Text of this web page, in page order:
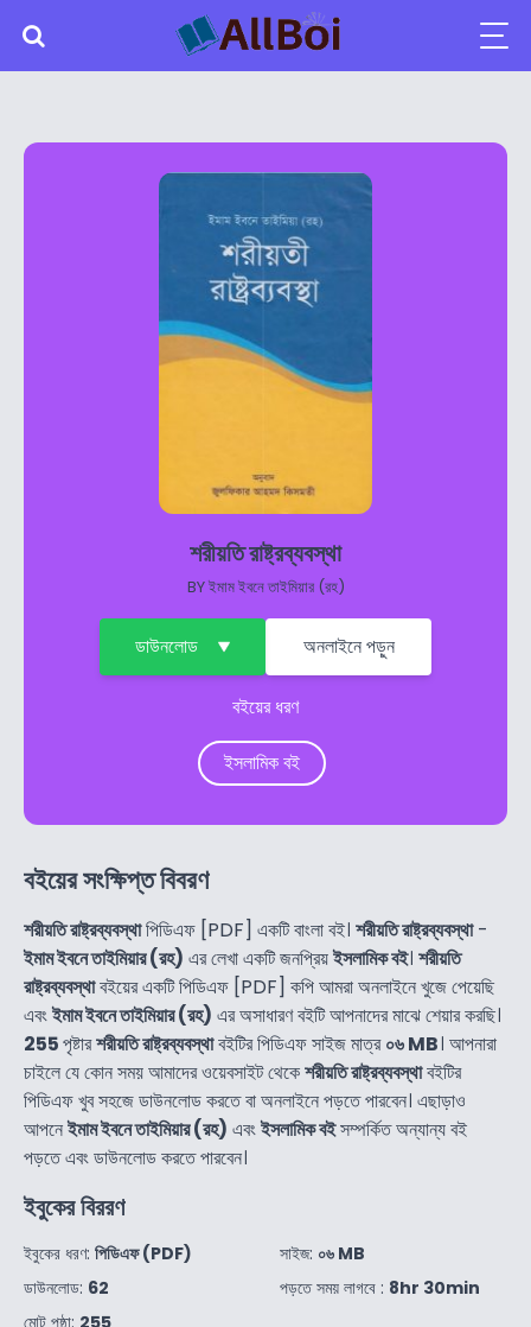
শরীয়তি রাষ্ট্রব্যবস্থা
BYইমাম ইবনে তাইমিয়ার (রহ)
ডাউনলোড অনলাইনে পড়ুন
বইয়ের ধরণ
ইসলামিক বই
বইয়ের সংক্ষিপ্ত বিবরণ
শরীয়তি রাষ্ট্রব্যবস্থাপিডিএফ [PDF] একটি বাংলা বই। শরীয়তি রাষ্ট্রব্যবস্থা-
ইমাম ইবনে তাইমিয়ার (রহ) এর লেখা একটি জনপ্রিয়ইসলামিক বই। শরীয়তি
রাষ্ট্রব্যবস্থাবইয়ের একটি পিডিএফ [PDF] কপি আমরা অনলাইনে খুজে পেয়েছি
এবংইমাম ইবনে তাইমিয়ার (রহ) এর অসাধারণ বইটি আপনাদের মাঝে শেয়ার করছি।
255পৃষ্টারশরীয়তি রাষ্ট্রব্যবস্থাবইটির পিডিএফ সাইজ মাত্র০৬ MB। আপনারা
চাইলে যে কোন সময় আমাদের ওয়েবসাইট থেকেশরীয়তি রাষ্ট্রব্যবস্থাবইটির
পিডিএফ খুব সহজে ডাউনলোড করতে বা অনলাইনে পড়তে পারবেন। এছাড়াও
আপনেইমাম ইবনে তাইমিয়ার (রহ) এবংইসলামিক বইসম্পর্কিত অন্যান্য বই
পড়তে এবং ডাউনলোড করতে পারবেন।
ইবুকের বিররণ
ইবুকের ধরণ: পিডিএফ (PDF)
ডাউনলোড: 62
মোট পৃষ্ঠা: 255
সাইজ: ০৬ MB
পড়তে সময় লাগবে : 8hr 30min